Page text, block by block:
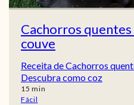
Cachorros quentes
couve
Receita de Cachorros
Descubra como coz
15 min
min
Fácil